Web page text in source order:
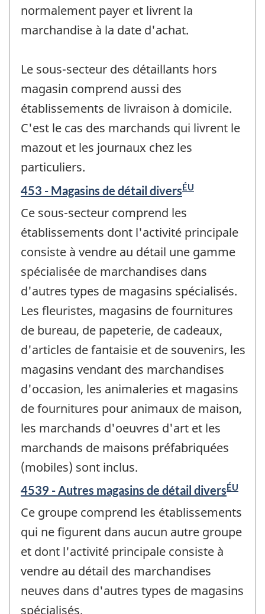
normalement payer et livrent la
marchandise à la date d'achat.
Le sous-secteur des détaillants hors
magasin comprend aussi des
établissements de livraison à domicile.
C'est le cas des marchands qui livrent le
mazout et les journaux chez les
particuliers.
453 - Magasins de détail diversÉU
Ce sous-secteur comprend les
établissements dont l'activité principale
consiste à vendre au détail une gamme
spécialisée de marchandises dans
d'autres types de magasins spécialisés.
Les fleuristes, magasins de fournitures
de bureau, de papeterie, de cadeaux,
d'articles de fantaisie et de souvenirs, les
magasins vendant des marchandises
d'occasion, les animaleries et magasins
de fournitures pour animaux de maison,
les marchands d'oeuvres d'art et les
marchands de maisons préfabriquées
(mobiles) sont inclus.
4539 - Autres magasins de détail diversÉU
Ce groupe comprend les établissements
qui ne figurent dans aucun autre groupe
et dont l'activité principale consiste à
vendre au détail des marchandises
neuves dans d'autres types de magasins
spécialisés.